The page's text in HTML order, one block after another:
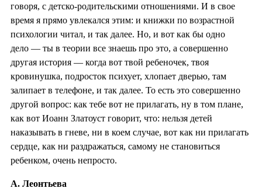
говоря, с детско-родительскими отношениями. И в свое
время я прямо увлекался этим: и книжки по возрастной
психологии читал, и так далее. Но, и вот как бы одно
дело — ты в теории все знаешь про это, а совершенно
другая история — когда вот твой ребеночек, твоя
кровинушка, подросток психует, хлопает дверью, там
залипает в телефоне, и так далее. То есть это совершенно
другой вопрос: как тебе вот не прилагать, ну в том плане,
как вот Иоанн Златоуст говорит, что: нельзя детей
наказывать в гневе, ни в коем случае, вот как ни прилагать
сердце, как ни раздражаться, самому не становиться
ребенком, очень непросто.
А. Леонтьева